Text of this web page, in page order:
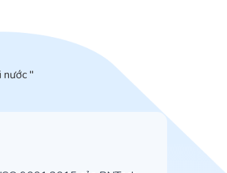
nước "